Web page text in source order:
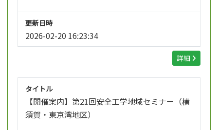
更新日時
2026-02-20 16:23:34
詳細
タイトル
【開催案内】第21回安全工学地域セミナー（横
須賀・東京湾地区）